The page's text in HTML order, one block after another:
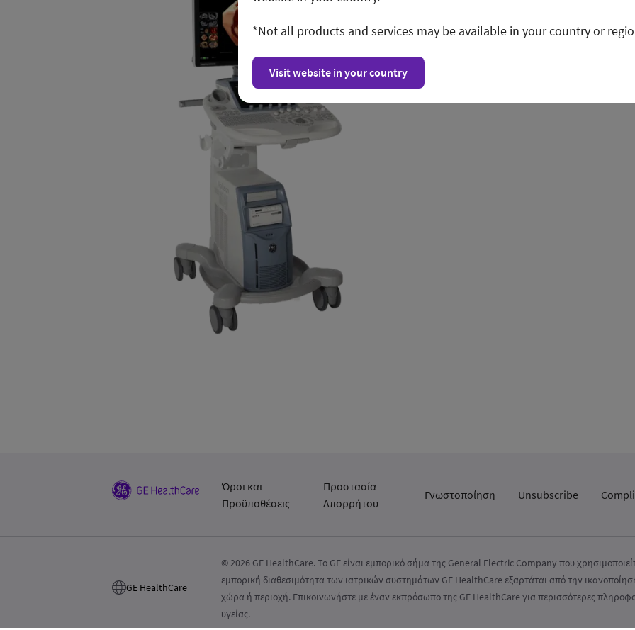
Όροι και
Προϋποθέσεις
Προστασία
Απορρήτου
Γνωστοποίηση Unsubscribe
GE HealthCare
© 2026 GE HealthCare. Το GE είναι εμπορικό σήμα της General Electric Company που
εμπορική διαθεσιμότητα των ιατρικών συστημάτων GE HealthCare εξαρτάται από την
χώρα ή περιοχή. Επικοινωνήστε με έναν εκπρόσωπο της GE HealthCare για περισσότερες
υγείας.
*Not all products and services may be available in your country or
Visit website in your country